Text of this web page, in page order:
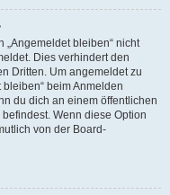
„Angemeldet bleiben“ nicht
Dies verhindert den
Dritten. Um angemeldet zu
beim Anmelden
du dich an einem öffentlichen
Wenn diese Option
von der Board-